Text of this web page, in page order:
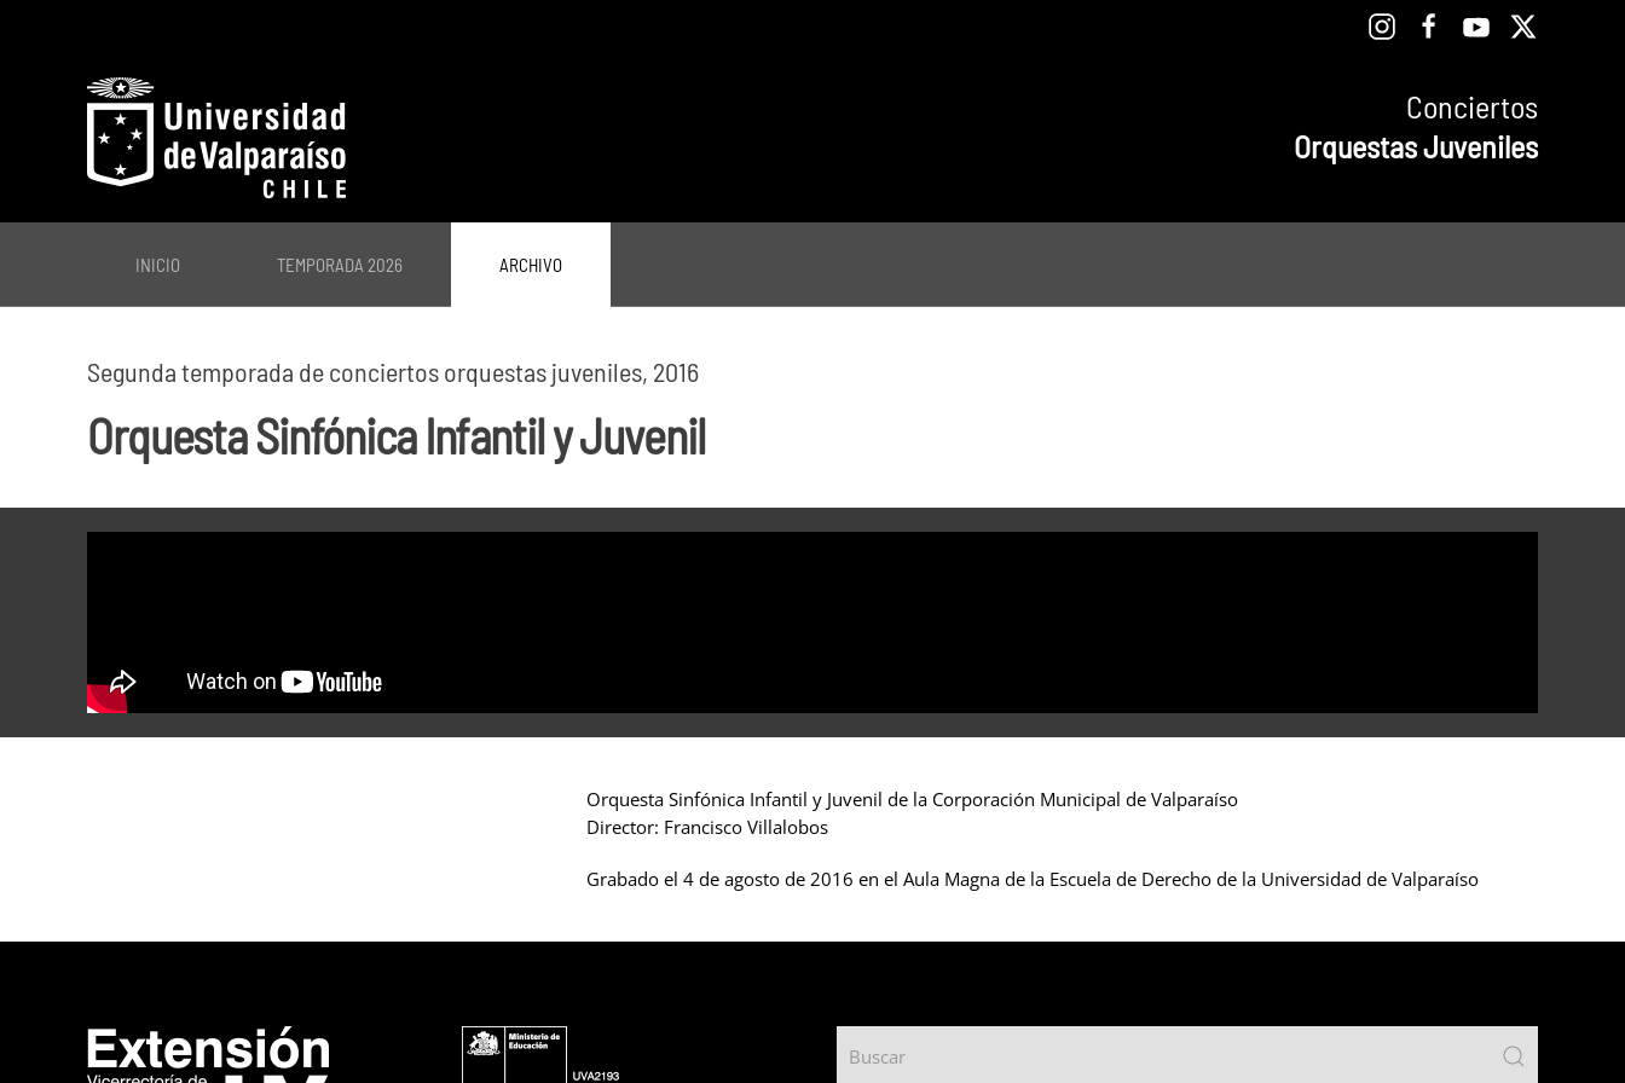
Conciertos
Orquestas Juveniles
INICIO TEMPORADA 2026 ARCHIVO
Segunda temporada de conciertos orquestas juveniles, 2016
Orquesta Sinfónica Infantil y Juvenil
Orquesta Sinfónica Infantil y Juvenil de la Corporación Municipal de Valparaíso
Director: Francisco Villalobos
Grabado el 4 de agosto de 2016 en el Aula Magna de la Escuela de Derecho de la Universidad de Valparaíso